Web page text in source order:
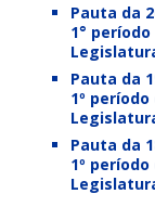
Pauta da
1° período
Pauta da
1º período
Pauta da
1º período